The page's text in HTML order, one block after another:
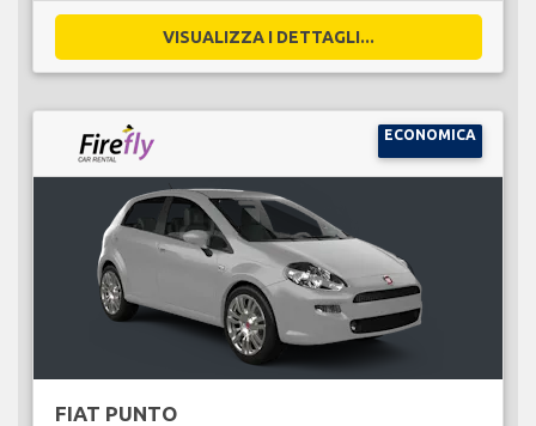
VISUALIZZA I DETTAGLI...
ECONOMICA
FIAT PUNTO